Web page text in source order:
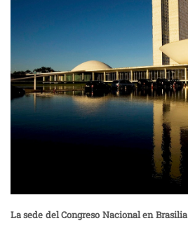
La sede del Congreso Nacional en Brasilia